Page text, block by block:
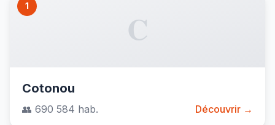
1
C
Cotonou
👥 690 584 hab. Découvrir →